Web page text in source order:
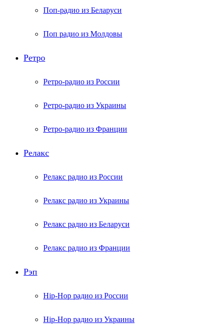
Поп-радио из Беларуси
Поп радио из Молдовы
Ретро
Ретро-радио из России
Ретро-радио из Украины
Ретро-радио из Франции
Релакс
Релакс радио из России
Релакс радио из Украины
Релакс радио из Беларуси
Релакс радио из Франции
Рэп
Hip-Hop радио из России
Hip-Hop радио из Украины